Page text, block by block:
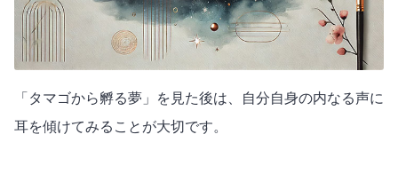
「タマゴから孵る夢」を見た後は、自分自身の内なる声に
耳を傾けてみることが大切です。